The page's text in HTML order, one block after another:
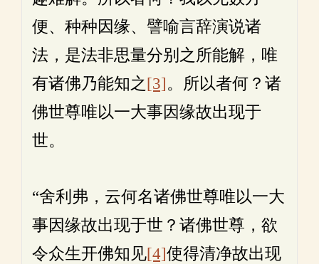
便、种种因缘、譬喻言辞演说诸
法，是法非思量分别之所能解，唯
有诸佛乃能知之[3]。所以者何？诸
佛世尊唯以一大事因缘故出现于
世。
“舍利弗，云何名诸佛世尊唯以一大
事因缘故出现于世？诸佛世尊，欲
令众生开佛知见[4]使得清净故出现